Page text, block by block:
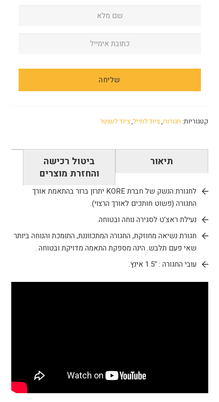
קטגוריות: חגורות,ציוד לחייל,ציוד לשוטר
תיאור
ביטול רכישה
והחזרת מוצרים
לחגורת הנשק של חברת KORE יתרון ברור בהתאמת אורך
החגורה (פשוט חותכים לאורך הרצוי).
נעילת ראצ’ט לסגירה נוחה ובטוחה.
חגורת נשיאה מחוזקת, החגורה המתכווננת, התומכת והנוחה ביותר
שאי פעם תלבש. הינה מספקת התאמה מדויקת ובטוחה .
עובי החגורה : 1.5″ אינץ.